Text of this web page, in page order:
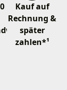
Kauf auf
Rechnung &
später
zahlen*¹